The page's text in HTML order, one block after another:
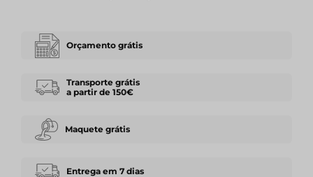
Orçamento grátis
Transporte grátis
a partir de 150€
Maquete grátis
Entrega em 7 dias